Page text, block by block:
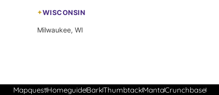
WISCONSIN
Milwaukee, WI
MapquestHomeguideBarkThumbtackMantaCrunchbase